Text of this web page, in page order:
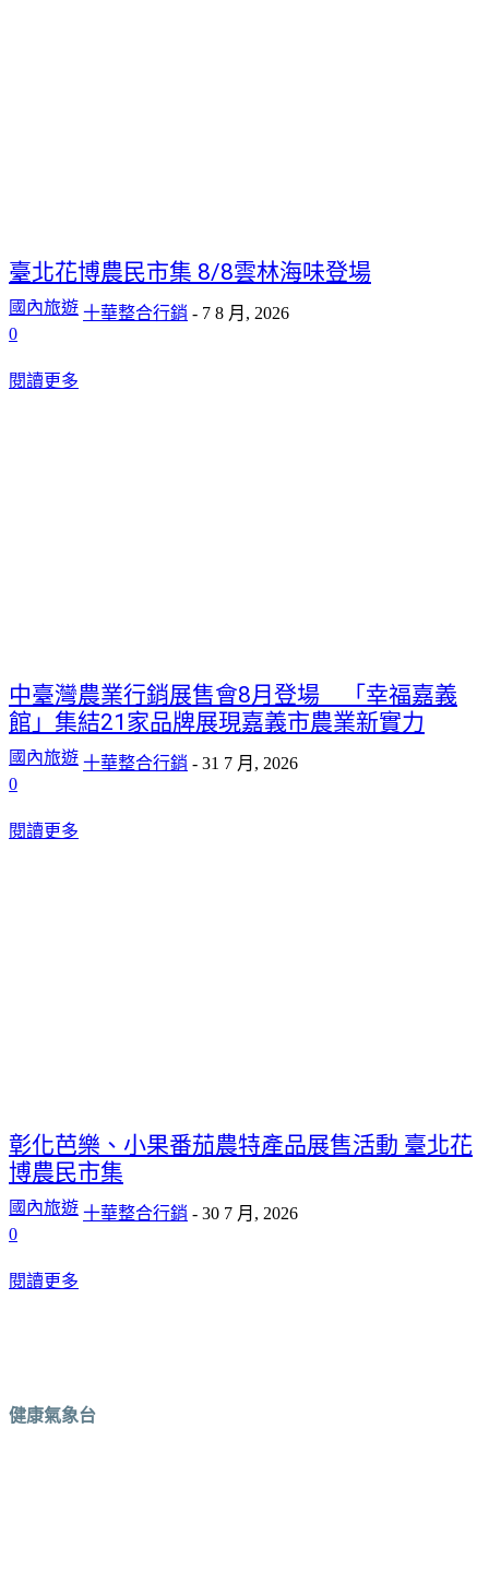
臺北花博農民市集 8/8雲林海味登場
國內旅遊 十華整合行銷 - 7 8 月, 2026
0
閱讀更多
中臺灣農業行銷展售會8月登場 「幸福嘉義
館」集結21家品牌展現嘉義市農業新實力
國內旅遊 十華整合行銷 - 31 7 月, 2026
0
閱讀更多
彰化芭樂、小果番茄農特產品展售活動 臺北花
博農民市集
國內旅遊 十華整合行銷 - 30 7 月, 2026
0
閱讀更多
健康氣象台